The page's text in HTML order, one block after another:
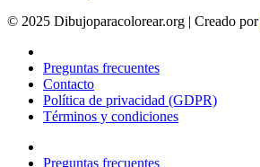
© 2025 Dibujoparacolorear.org | Creado por
Preguntas frecuentes
Contacto
Política de privacidad (GDPR)
Términos y condiciones
Preguntas frecuentes